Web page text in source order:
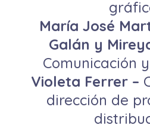
María José
Galán y
Comunicación
Violeta Ferrer –
dirección de